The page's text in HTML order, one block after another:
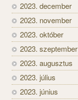
2023. december
2023. november
2023. október
2023. szeptember
2023. augusztus
2023. július
2023. június